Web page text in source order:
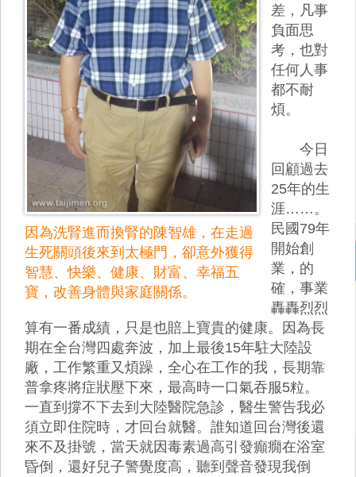
因為洗腎進而換腎的陳智雄，在走過
生死關頭後來到太極門，卻意外獲得
智慧、快樂、健康、財富、幸福五
寶，改善身體與家庭關係。
差，凡事
負面思
考，也對
任何人事
都不耐
煩。
今日
回顧過去
25年的生
涯……。
民國79年
開始創
業，的
確，事業
轟轟烈烈
算有一番成績，只是也賠上寶貴的健康。因為長
期在全台灣四處奔波，加上最後15年駐大陸設
廠，工作繁重又煩躁，全心在工作的我，長期靠
普拿疼將症狀壓下來，最高時一口氣吞服5粒。
一直到撐不下去到大陸醫院急診，醫生警告我必
須立即住院時，才回台就醫。誰知道回台灣後還
來不及掛號，當天就因毒素過高引發癲癇在浴室
昏倒，還好兒子警覺度高，聽到聲音發現我倒